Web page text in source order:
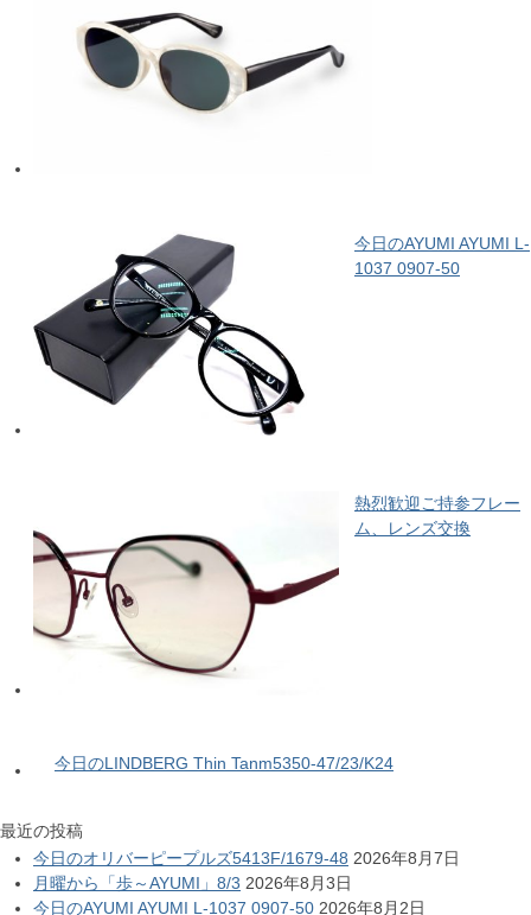
今日のAYUMI AYUMI L-
1037 0907-50
熱烈歓迎ご持参フレー
ム、レンズ交換
今日のLINDBERG Thin Tanm5350-47/23/K24
最近の投稿
今日のオリバーピープルズ5413F/1679-48 2026年8月7日
月曜から「歩～AYUMI」8/3 2026年8月3日
今日のAYUMI AYUMI L-1037 0907-50 2026年8月2日